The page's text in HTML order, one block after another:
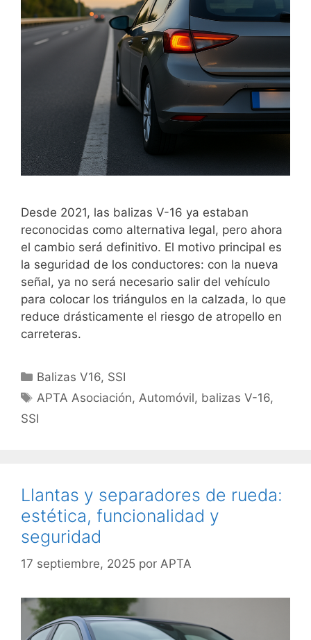
Desde 2021, las balizas V-16 ya estaban
reconocidas como alternativa legal, pero ahora
el cambio será definitivo. El motivo principal es
la seguridad de los conductores: con la nueva
señal, ya no será necesario salir del vehículo
para colocar los triángulos en la calzada, lo que
reduce drásticamente el riesgo de atropello en
carreteras.
Balizas V16, SSI
APTA Asociación,Automóvil, balizas V-16,
SSI
Llantas y separadores de rueda:
estética, funcionalidad y
seguridad
17 septiembre, 2025 por APTA